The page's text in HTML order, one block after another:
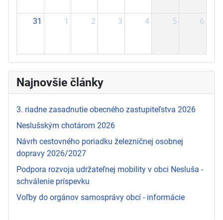
31 1 2 3 4 5 6
Najnovšie články
3. riadne zasadnutie obecného zastupiteľstva 2026
Neslušským chotárom 2026
Návrh cestovného poriadku železničnej osobnej
dopravy 2026/2027
Podpora rozvoja udržateľnej mobility v obci Nesluša -
schválenie príspevku
Voľby do orgánov samosprávy obcí - informácie